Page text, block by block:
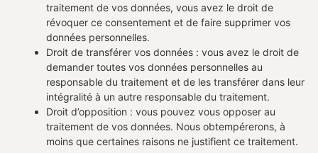
traitement de vos données, vous avez le droit de
révoquer ce consentement et de faire supprimer vos
données personnelles.
Droit de transférer vos données : vous avez le droit de
demander toutes vos données personnelles au
responsable du traitement et de les transférer dans leur
intégralité à un autre responsable du traitement.
Droit d’opposition : vous pouvez vous opposer au
traitement de vos données. Nous obtempérerons, à
moins que certaines raisons ne justifient ce traitement.